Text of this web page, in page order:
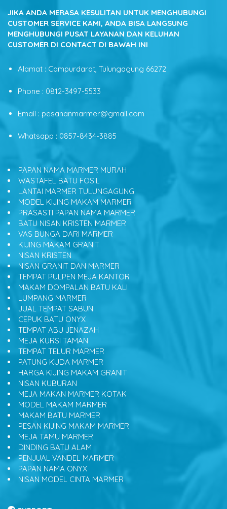
JIKA ANDA MERASA KESULITAN UNTUK MENGHUBUNGI
CUSTOMER SERVICE KAMI, ANDA BISA LANGSUNG
MENGHUBUNGI PUSAT LAYANAN DAN KELUHAN
CUSTOMER DI CONTACT DI BAWAH INI
Alamat : Campurdarat, Tulungagung 66272
Phone : 0812-3497-5533
Email : pesananmarmer@gmail.com
Whatsapp : 0857-8434-3885
PAPAN NAMA MARMER MURAH
WASTAFEL BATU FOSIL
LANTAI MARMER TULUNGAGUNG
MODEL KIJING MAKAM MARMER
PRASASTI PAPAN NAMA MARMER
BATU NISAN KRISTEN MARMER
VAS BUNGA DARI MARMER
KIJING MAKAM GRANIT
NISAN KRISTEN
NISAN GRANIT DAN MARMER
TEMPAT PULPEN MEJA KANTOR
MAKAM DOMPALAN BATU KALI
LUMPANG MARMER
JUAL TEMPAT SABUN
CEPUK BATU ONYX
TEMPAT ABU JENAZAH
MEJA KURSI TAMAN
TEMPAT TELUR MARMER
PATUNG KUDA MARMER
HARGA KIJING MAKAM GRANIT
NISAN KUBURAN
MEJA MAKAN MARMER KOTAK
MODEL MAKAM MARMER
MAKAM BATU MARMER
PESAN KIJING MAKAM MARMER
MEJA TAMU MARMER
DINDING BATU ALAM
PENJUAL VANDEL MARMER
PAPAN NAMA ONYX
NISAN MODEL CINTA MARMER